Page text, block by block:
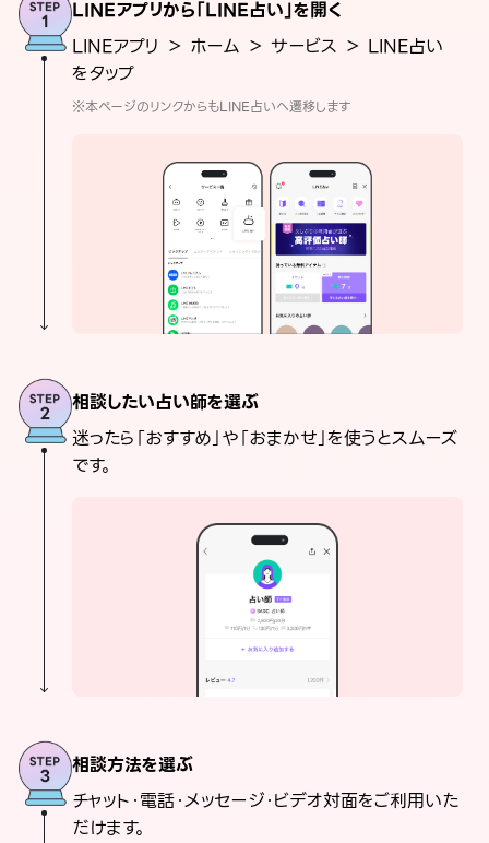
LINEアプリから「LINE占い」を開く
LINEアプリ ＞ ホーム ＞ サービス ＞ LINE占い
をタップ
※本ページのリンクからもLINE占いへ遷移します
相談したい占い師を選ぶ
迷ったら「おすすめ」や「おまかせ」を使うとスムーズ
です。
相談方法を選ぶ
チャット・電話・メッセージ・ビデオ対面をご利用いた
だけます。